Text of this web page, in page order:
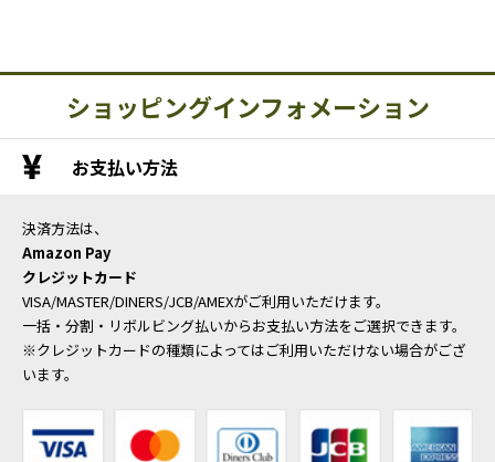
ショッピングインフォメーション
お支払い方法
決済方法は、
Amazon Pay
クレジットカード
VISA/MASTER/DINERS/JCB/AMEXがご利用いただけます。
一括・分割・リボルビング払いからお支払い方法をご選択できます。
※クレジットカードの種類によってはご利用いただけない場合がござ
います。